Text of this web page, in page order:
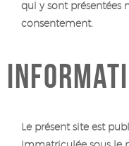
qui y sont présentées
consentement.
Le présent site est